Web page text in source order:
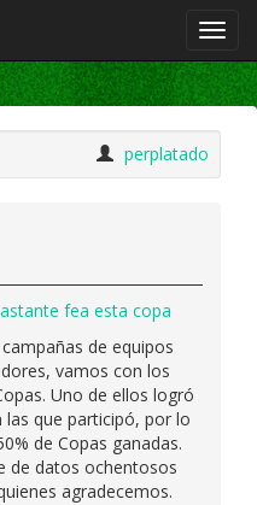
perplatado
de equipos
vamos con los
Uno de ellos logró
las que participó, por lo
de Copas ganadas.
de datos ochentosos
agradecemos.